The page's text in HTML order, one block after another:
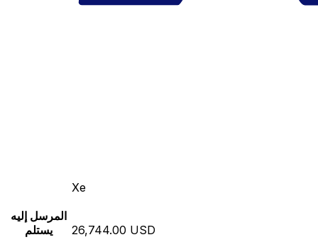
Xe
المرسل إليه
يستلم
26,744.00 USD